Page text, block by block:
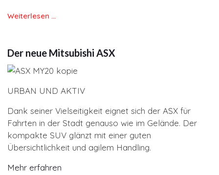
Weiterlesen …
Der neue Mitsubishi ASX
URBAN UND AKTIV
Dank seiner Vielseitigkeit eignet sich der ASX für
Fahrten in der Stadt genauso wie im Gelände. Der
kompakte SUV glänzt mit einer guten
Übersichtlichkeit und agilem Handling.
Mehr erfahren